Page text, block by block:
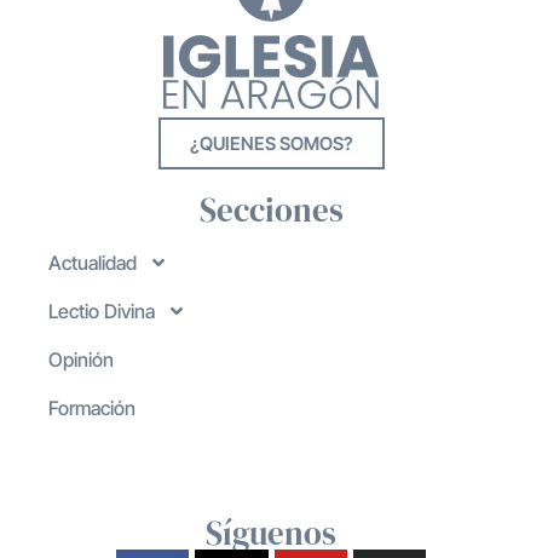
¿QUIENES SOMOS?
Secciones
Actualidad
Lectio Divina
Opinión
Formación
Síguenos